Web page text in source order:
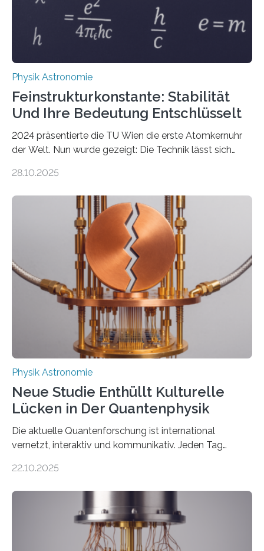
Physik Astronomie
Feinstrukturkonstante: Stabilität
Und Ihre Bedeutung Entschlüsselt
2024 präsentierte die TU Wien die erste Atomkernuhr
der Welt. Nun wurde gezeigt: Die Technik lässt sich
fundamentalen Physik nachzugehen. Thorium-
Messungen verwenden. Das hatte man jahrzehntelang
vermutet, weltweit war nach den passenden
Atomkern-Zuständen gesucht worden, 2024 gelang
einem Team der TU Wien mit Unterstützung
internationaler Partner der entscheidende Durchbruch:
Der lange diskutierte Thorium-Kernübergang wurde
gefunden. Kurz darauf konnte man zeigen, dass sich
Thorium tatsächlich nutzen lässt, um hochpräzise…
28.10.2025
Physik Astronomie
Neue Studie Enthüllt Kulturelle
Lücken in Der Quantenphysik
Die aktuelle Quantenforschung ist international
vernetzt, interaktiv und kommunikativ. Jeden Tag
oft von Autor*innen, die eng zusammenarbeiten. Neue
werden schnell weiterentwickelt. Dies ist der Alltag in
der Forschung der Quantentheorie, die dieses Jahr 100
Jahre alt geworden ist, weshalb die UNESCO 2025 zum
22.10.2025